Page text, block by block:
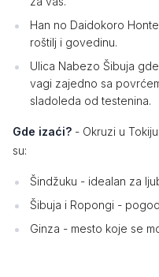
Han no Daidokoro
roštilj i govedinu.
Ulica Nabezo Šibuja
vagi zajedno sa
sladoleda od testenina.
Gde izaći? - Okruzi u
su:
Šindžuku - idealan za
Šibuja i Ropongi -
Ginza - mesto koje se